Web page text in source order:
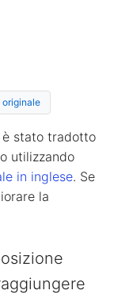
originale
stato tradotto
utilizzando
in inglese. Se
la